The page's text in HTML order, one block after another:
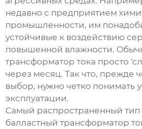
недавно с предприятием
промышленности, им
устойчивые к воздействию
повышенной влажности.
трансформатор тока просто
через месяц. Так что, прежде
выбор, нужно четко понимать
эксплуатации.
Самый распространенный тип
балластный трансформатор